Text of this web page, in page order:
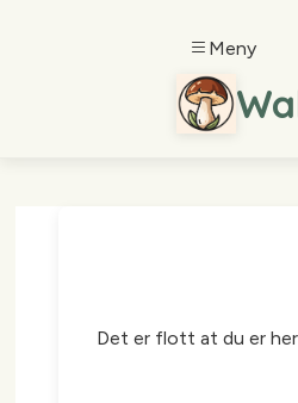
Meny
Det er flott at du er